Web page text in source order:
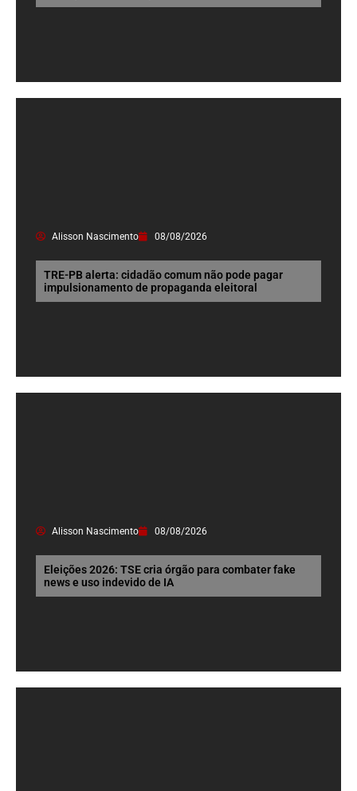
Alisson Nascimento 08/08/2026
TRE-PB alerta: cidadão comum não pode pagar
impulsionamento de propaganda eleitoral
Alisson Nascimento 08/08/2026
Eleições 2026: TSE cria órgão para combater fake
news e uso indevido de IA